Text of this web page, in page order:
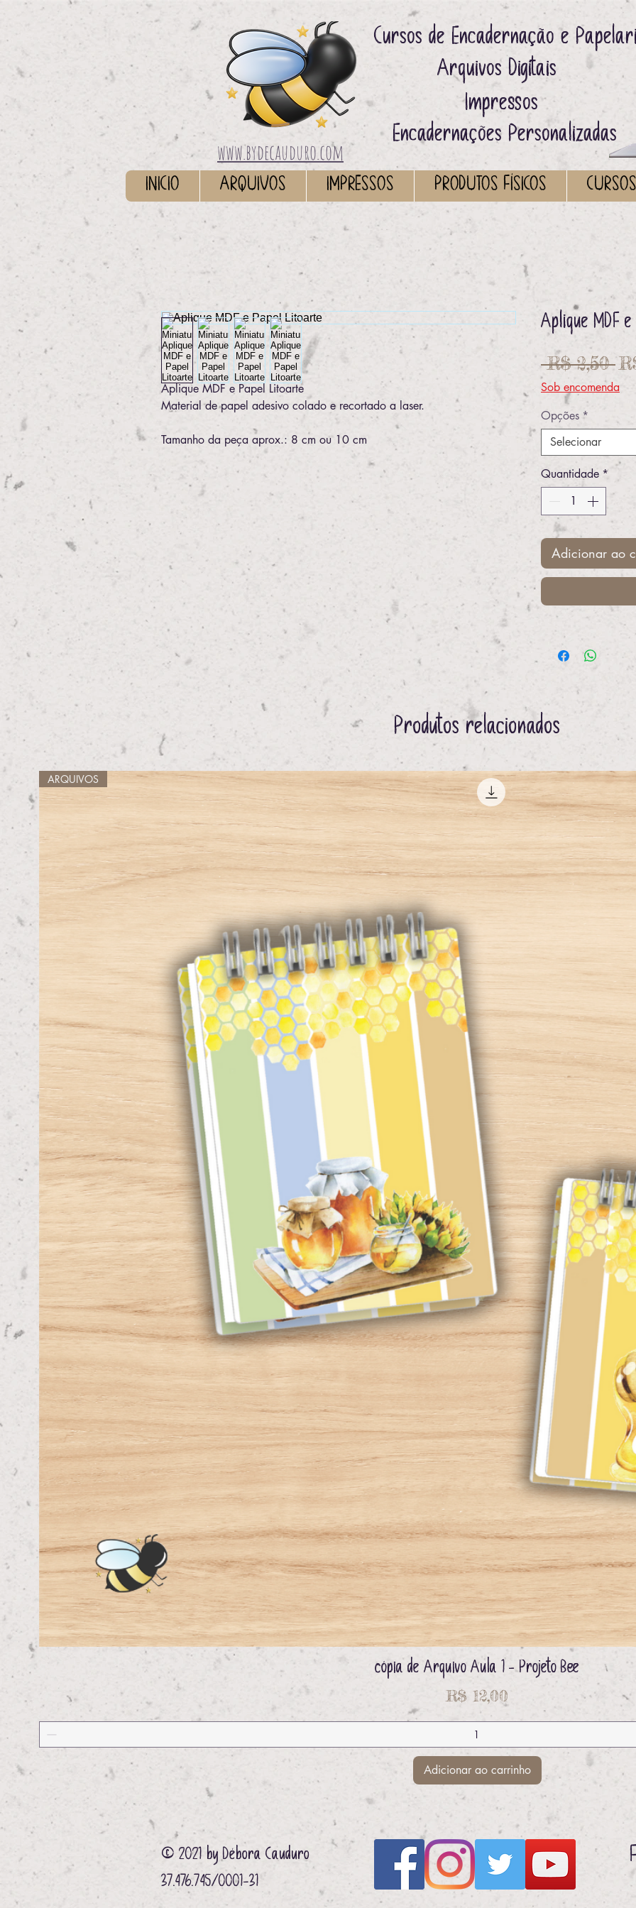
www.bydecauduro.com
Cursos de Encadernação e
Arquivos Digitais ​
Impressos ​
Encadernações Personalizadas
INICIO ARQUIVOS IMPRESSOS PRODUTOS FÍSICOS CURSOS
Aplique MDF e Papel Litoarte
Material de papel adesivo colado e recortado a laser.
Tamanho da peça aprox.: 8 cm ou 10 cm
Aplique MDF
R$ 2,50
Sob encomenda
Opções *
Selecionar
Quantidade *
Adicionar ao
Produtos relacionados
Visualização rápida
ARQUIVOS
cópia de Arquivo Aula 1 - Projeto Bee
Preço
R$ 12,00
Adicionar ao carrinho
© 2021 by Débora Cauduro
37.476.745/0001-31